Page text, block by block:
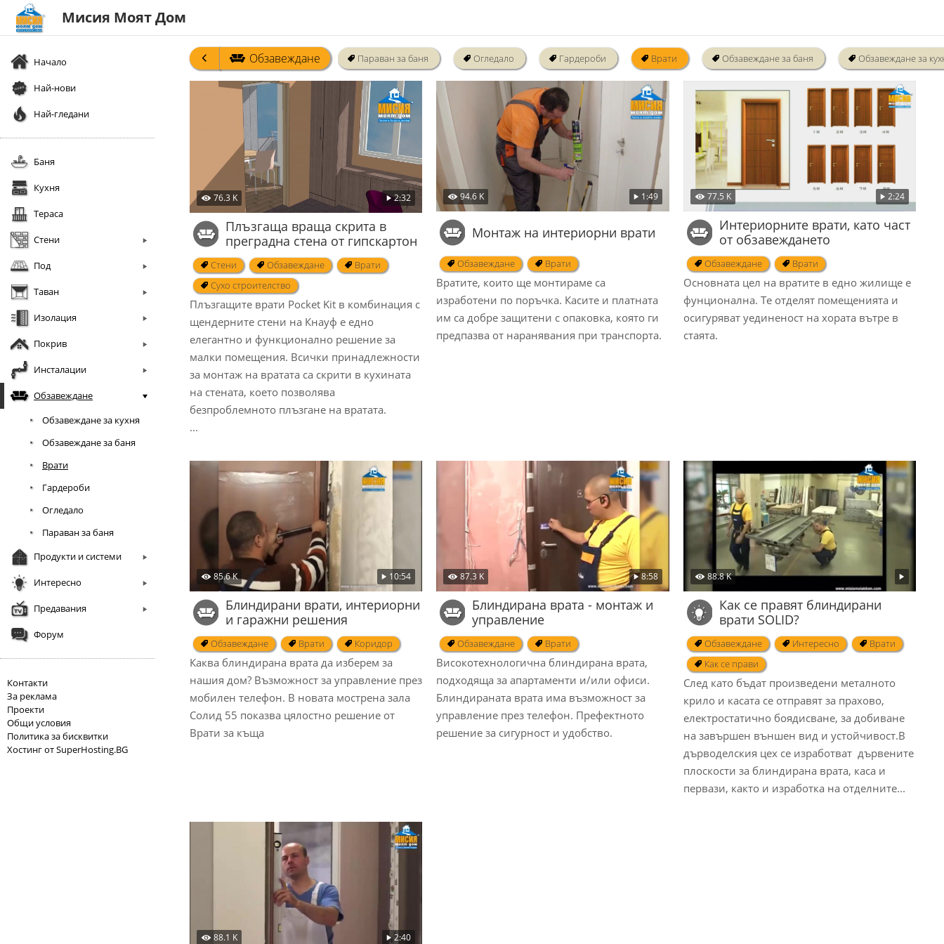
Мисия Моят Дом
Начало
Най-нови
Най-гледани
Баня
Кухня
Тераса
Стени
Под
Таван
Изолация
Покрив
Инсталации
Обзавеждане
Обзавеждане за кухня
Обзавеждане за баня
Врати
Гардероби
Огледало
Параван за баня
Продукти и системи
Интересно
Предавания
Форум
Контакти
За реклама
Проекти
Общи условия
Политика за бисквитки
Хостинг от SuperHosting.BG
Обзавеждане Параван за баня Огледало Гардероби Врати Обзавеждане за баня Обзавеждане за
76.3 K 2:32
Плъзгаща враща скрита в
преградна стена от гипскартон
Стени Обзавеждане
Врати
Сухо строителство
Плъзгащите врати Pocket Kit в комбинация с
щендерните стени на Кнауф е едно
елегантно и функционално решение за
малки помещения. Всички принадлежности
за монтаж на вратата са скрити в кухината
на стената, което позволява
безпроблемното плъзгане на вратата.
...
94.6 K 1:49
Монтаж на интериорни врати
Обзавеждане Врати
Вратите, които ще монтираме са
изработени по поръчка. Касите и платната
им са добре защитени с опаковка, която ги
предпазва от наранявания при транспорта.
77.5 K 2:24
Интериорните врати, като част
от обзавеждането
Обзавеждане Врати
Основната цел на вратите в едно жилище е
фунционална. Те отделят помещенията и
осигуряват уединеност на хората вътре в
стаята.
85.6 K 10:54
Блиндирани врати, интериорни
и гаражни решения
Обзавеждане Врати Коридор
Каква блиндирана врата да изберем за
нашия дом? Възможност за управление през
мобилен телефон. В новата мострена зала
Солид 55 показва цялостно решение от
Врати за къща
87.3 K 8:58
Блиндирана врата - монтаж и
управление
Обзавеждане Врати
Високотехнологична блиндирана врата,
подходяща за апартаменти и/или офиси.
Блиндираната врата има възможност за
управление през телефон. Префектното
решение за сигурност и удобство.
88.8 K
Как се правят блиндирани
врати SOLID?
Обзавеждане Интересно
Врати
Как се прави
След като бъдат произведени металното
крило и касата се отправят за прахово,
електростатично боядисване, за добиване
на завършен външен вид и устойчивост.В
дърводелския цех се изработват дървените
плоскости за блиндирана врата, каса и
первази, както и изработка на отделните...
88.1 K 2:40